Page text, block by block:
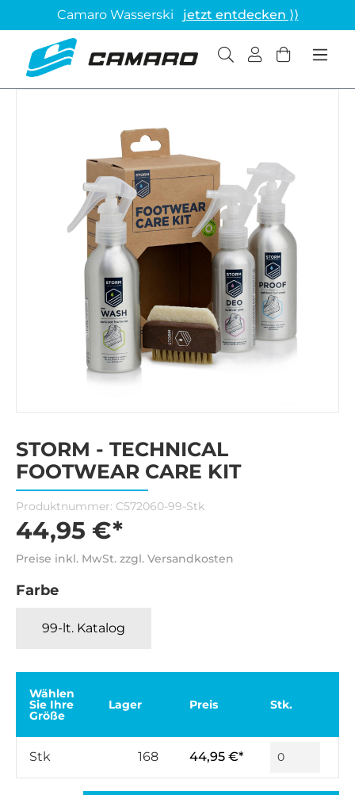
Camaro Wasserski jetzt entdecken ⟩⟩
STORM - TECHNICAL
FOOTWEAR CARE KIT
Produktnummer: C572060-99-Stk
44,95 €*
Preise inkl. MwSt. zzgl. Versandkosten
Farbe
99-lt. Katalog
Wählen
Sie Ihre
Größe
Lager Preis Stk.
Stk 168 44,95 €*